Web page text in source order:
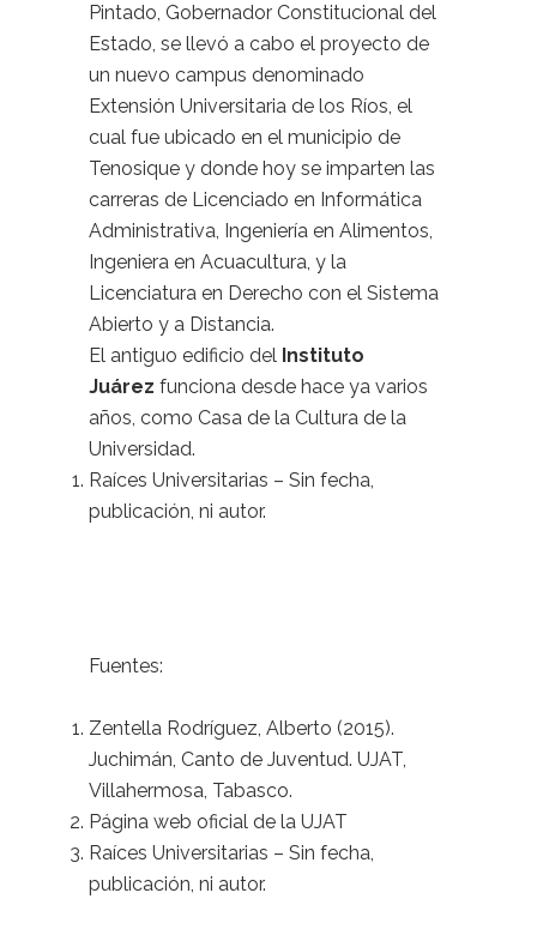
Pintado, Gobernador Constitucional del
Estado, se llevó a cabo el proyecto de
un nuevo campus denominado
Extensión Universitaria de los Ríos, el
cual fue ubicado en el municipio de
Tenosique y donde hoy se imparten las
carreras de Licenciado en Informática
Administrativa, Ingeniería en Alimentos,
Ingeniera en Acuacultura, y la
Licenciatura en Derecho con el Sistema
Abierto y a Distancia.
El antiguo edificio del Instituto
Juárez funciona desde hace ya varios
años, como Casa de la Cultura de la
Universidad.
Raíces Universitarias – Sin fecha,
publicación, ni autor.
Fuentes:
Zentella Rodríguez, Alberto (2015).
Juchimán, Canto de Juventud. UJAT,
Villahermosa, Tabasco.
Página web oficial de la UJAT
Raíces Universitarias – Sin fecha,
publicación, ni autor.